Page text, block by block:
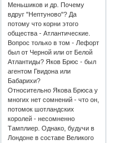
Меньшиков и др. Почему
вдруг "Нептуново"? Да
потому что корни этого
общества - Атлантические.
Вопрос только в том - Лефорт
был от Черной или от Белой
Атлантиды? Яков Брюс - был
агентом Гвидона или
Бабарихи?
Относительно Якова Брюса у
многих нет сомнений - что он,
потомок шотландских
королей - несомненно
Тамплиер. Однако, будучи в
Лондоне в составе Великого